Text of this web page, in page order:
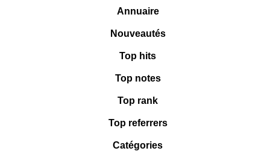
Annuaire
Nouveautés
Top hits
Top notes
Top rank
Top referrers
Catégories